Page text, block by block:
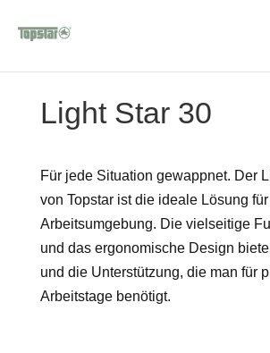
Light Star 30
Für jede Situation gewappnet. Der
von Topstar ist die ideale Lösung
Arbeitsumgebung. Die vielseitige
und das ergonomische Design
und die Unterstützung, die man für
Arbeitstage benötigt.